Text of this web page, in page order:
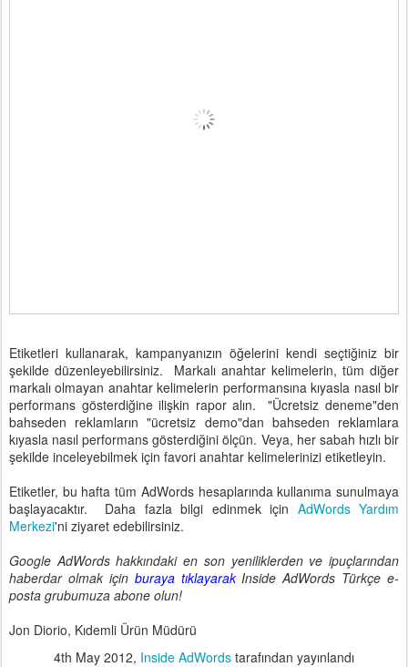
Etiketleri kullanarak, kampanyanızın öğelerini kendi seçtiğiniz bir
şekilde düzenleyebilirsiniz. Markalı anahtar kelimelerin, tüm diğer
markalı olmayan anahtar kelimelerin performansına kıyasla nasıl bir
performans gösterdiğine ilişkin rapor alın. "Ücretsiz deneme"den
bahseden reklamların "ücretsiz demo"dan bahseden reklamlara
kıyasla nasıl performans gösterdiğini ölçün. Veya, her sabah hızlı bir
şekilde inceleyebilmek için favori anahtar kelimelerinizi etiketleyin.
Etiketler, bu hafta tüm AdWords hesaplarında kullanıma sunulmaya
başlayacaktır. Daha fazla bilgi edinmek için AdWords Yardım
Merkezi'ni ziyaret edebilirsiniz.
Google AdWords hakkındaki en son yeniliklerden ve ipuçlarından
haberdar olmak için buraya tıklayarak Inside AdWords Türkçe e-
posta grubumuza abone olun!
Jon Diorio, Kıdemli Ürün Müdürü
4th May 2012, Inside AdWords tarafından yayınlandı